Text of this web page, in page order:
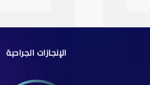
الإنجازات الجراحية